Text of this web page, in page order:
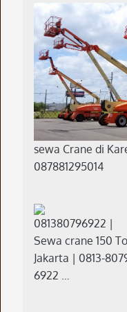
sewa Crane di
087881295014
081380796922 |
Sewa crane 150
Jakarta | 0813-
6922 …